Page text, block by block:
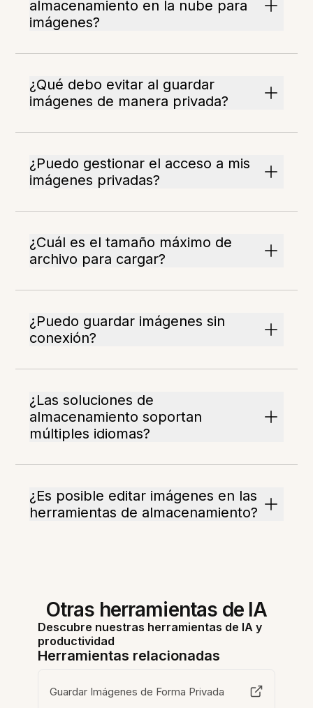
almacenamiento en la nube para
imágenes?
¿Qué debo evitar al guardar
imágenes de manera privada?
¿Puedo gestionar el acceso a mis
imágenes privadas?
¿Cuál es el tamaño máximo de
archivo para cargar?
¿Puedo guardar imágenes sin
conexión?
¿Las soluciones de
almacenamiento soportan
múltiples idiomas?
¿Es posible editar imágenes en las
herramientas de almacenamiento?
Otras herramientas de IA
Descubre nuestras herramientas de IA y
productividad
Herramientas relacionadas
Guardar Imágenes de Forma Privada